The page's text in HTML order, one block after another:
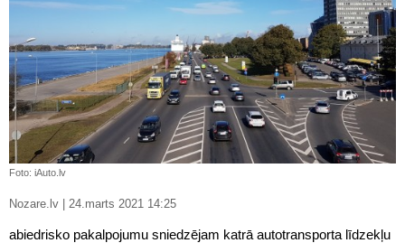
Foto: iAuto.lv
Nozare.lv | 24.marts 2021 14:25
abiedrisko pakalpojumu sniedzējam katrā autotransporta līdzekļu